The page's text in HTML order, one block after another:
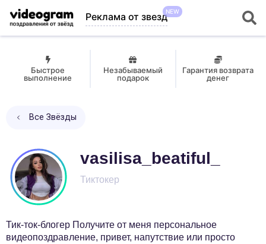
Реклама от звездNEW
Быстрое
выполнение
Незабываемый
подарок
Гарантия возврата
денег
Все Звёзды
vasilisa_beatiful_
Тиктокер
Тик-ток-блогер Получите от меня персональное
видеопоздравление, привет, напутствие или просто